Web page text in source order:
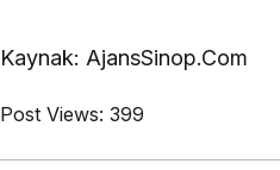
Kaynak: AjansSinop.Com
Post Views: 399